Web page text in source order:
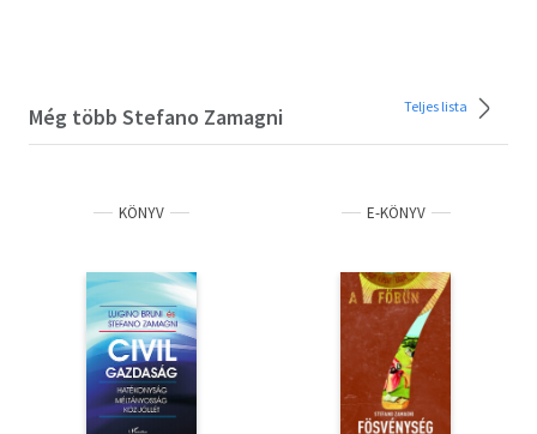
Még több Stefano Zamagni Teljes lista
KÖNYV E-KÖNYV